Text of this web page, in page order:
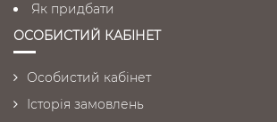
Як придбати
ОСОБИСТИЙ КАБІНЕТ
Особистий кабінет
Історія замовлень